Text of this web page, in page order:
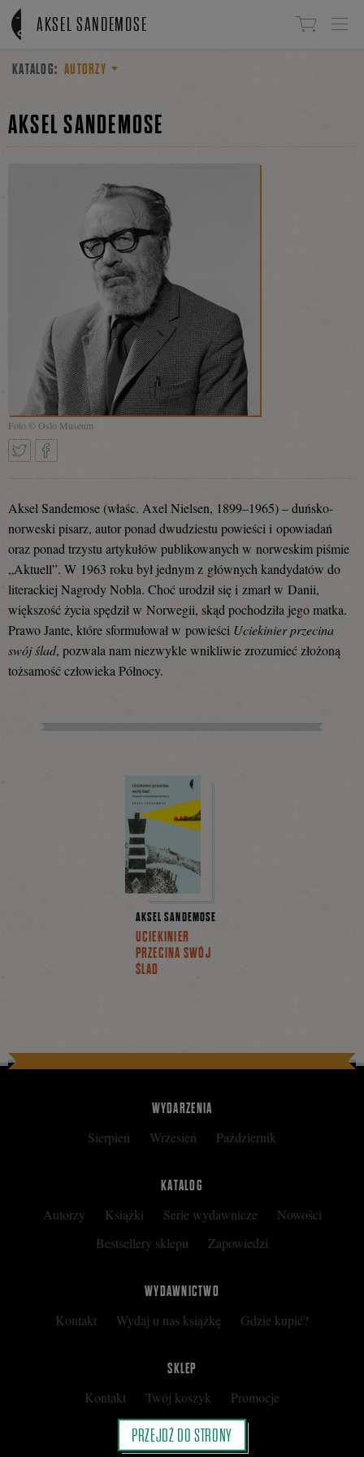
Linki do przejścia
AKSEL SANDEMOSE
KATALOG: AUTORZY
AKSEL SANDEMOSE
Foto © Oslo Museum
się
na
Aksel Sandemose (właśc. Axel Nielsen, 1899–1965) – duńsko-
norweski pisarz, autor ponad dwudziestu powieści i opowiadań
oraz ponad trzystu artykułów publikowanych w norweskim piśmie
„Aktuell”. W 1963 roku był jednym z głównych kandydatów do
literackiej Nagrody Nobla. Choć urodził się i zmarł w Danii,
większość życia spędził w Norwegii, skąd pochodziła jego matka.
Prawo Jante, które sformułował w powieści Uciekinier przecina
swój ślad, pozwala nam niezwykle wnikliwie zrozumieć złożoną
tożsamość człowieka Północy.
AKSEL SANDEMOSE
UCIEKINIER
PRZECINA SWÓJ
ŚLAD
WYDARZENIA
Sierpień Wrzesień Październik
KATALOG
Autorzy Książki Serie wydawnicze
Nowości
Bestsellery sklepu
Zapowiedzi
WYDAWNICTWO
Kontakt Wydaj u nas książkę Gdzie kupić?
SKLEP
Kontakt Twój koszyk
Promocje
Kup kartę podarunkową
Nota prawna
PRZEJDŹ DO STRONY